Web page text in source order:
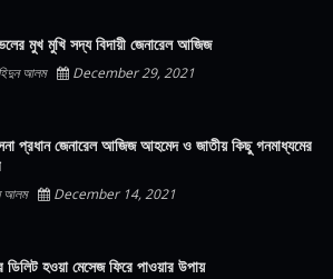
মুখ মুখি সদ্য বিদায়ী জেনারেল আজিজ
আলম December 29, 2021
প্রধান জেনারেল আজিজ আহমেদ ও জাতীয় কিছু গনমাধ্যমের
আলম December 14, 2021
ডিলিট হওয়া মেসেজ ফিরে পাওয়ার উপায়